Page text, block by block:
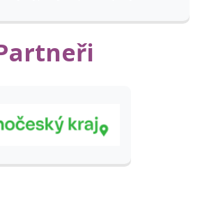
v případě nepříznivého počasí
a také nedoporučujeme mobil ani
Rodiče prosíme,
programu.